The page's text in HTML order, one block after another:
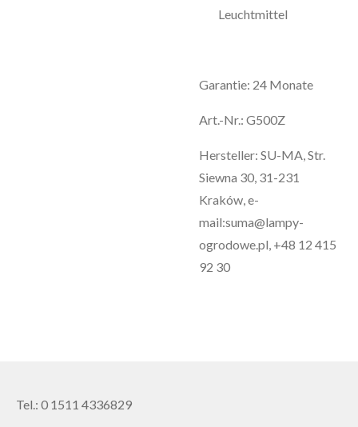
Leuchtmittel
Garantie: 24 Monate
Art.-Nr.: G500Z
Hersteller: SU-MA, Str.
Siewna 30, 31-231
Kraków, e-
mail:suma@lampy-
ogrodowe.pl, +48 12 415
92 30
Tel.: 0 1511 4336829